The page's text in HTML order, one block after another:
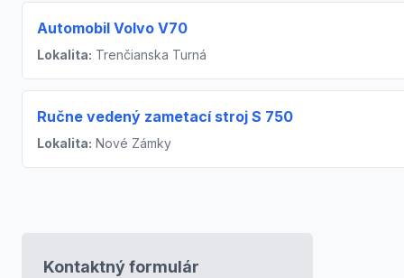
Automobil Volvo V70
Lokalita: Trenčianska Turná
Ručne vedený zametací stroj S 750
Lokalita: Nové Zámky
Kontaktný formulár